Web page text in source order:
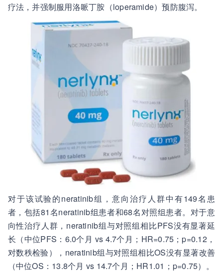
疗法，并强制服用洛哌丁胺（loperamide）预防腹泻。
对于该试验的neratinib组，意向治疗人群中有149名患
者，包括81名neratinib组患者和68名对照组患者。对于意
向性治疗人群，neratinib组与对照组相比PFS没有显著延
长（中位PFS：6.0个月 vs 4.7个月；HR=0.75；p=0.12，
对数秩检验），neratinib组与对照组相比OS没有显著改善
（中位OS：13.8个月 vs 14.7个月；HR1.01；p=0.75）。